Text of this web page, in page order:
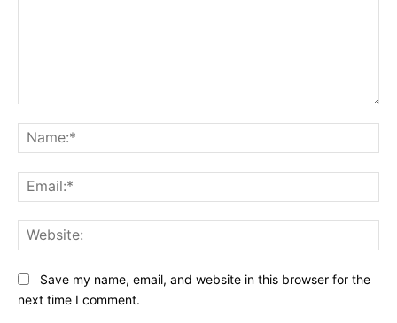
Save my name, email, and website in this browser for the
next time I comment.